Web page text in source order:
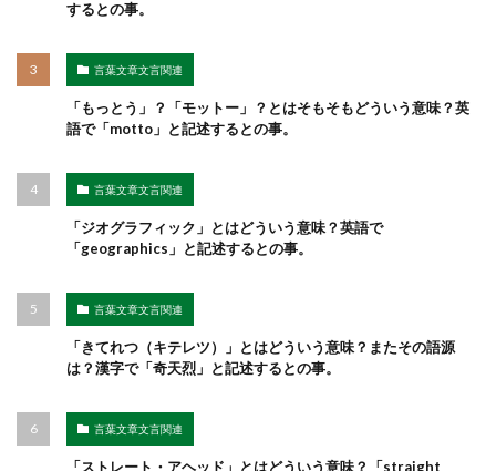
するとの事。
言葉文章文言関連
「もっとう」？「モットー」？とはそもそもどういう意味？英
語で「motto」と記述するとの事。
言葉文章文言関連
「ジオグラフィック」とはどういう意味？英語で
「geographics」と記述するとの事。
言葉文章文言関連
「きてれつ（キテレツ）」とはどういう意味？またその語源
は？漢字で「奇天烈」と記述するとの事。
言葉文章文言関連
「ストレート・アヘッド」とはどういう意味？「straight